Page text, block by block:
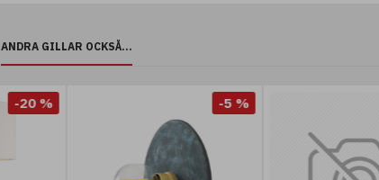
ANDRA GILLAR OCKSÅ...
-20 % -5 %